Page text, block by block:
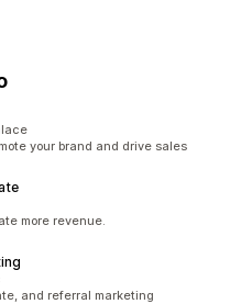
your brand and drive sales
more revenue.
and referral marketing